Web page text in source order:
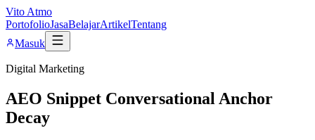
Vito Atmo
PortofolioJasaBelajarArtikelTentang
Masuk
Digital Marketing
AEO Snippet Conversational Anchor
Decay